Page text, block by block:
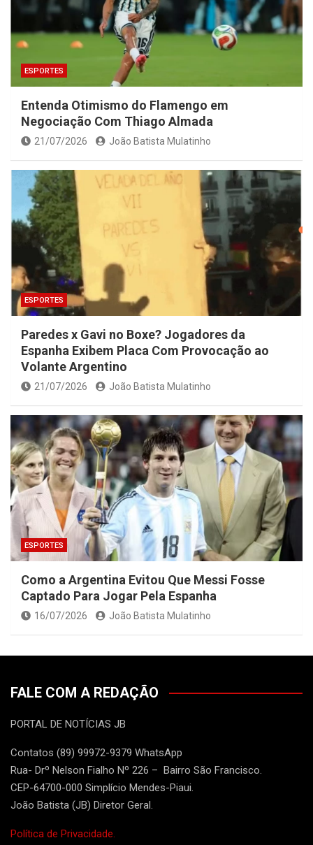
ESPORTES
Entenda Otimismo do Flamengo em
Negociação Com Thiago Almada
21/07/2026 João Batista Mulatinho
ESPORTES
Paredes x Gavi no Boxe? Jogadores da
Espanha Exibem Placa Com Provocação ao
Volante Argentino
21/07/2026 João Batista Mulatinho
ESPORTES
Como a Argentina Evitou Que Messi Fosse
Captado Para Jogar Pela Espanha
16/07/2026 João Batista Mulatinho
FALE COM A REDAÇÃO
PORTAL DE NOTÍCIAS JB
Contatos (89) 99972-9379 WhatsApp
Rua- Drº Nelson Fialho Nº 226 – Bairro São Francisco.
CEP-64700-000 Simplício Mendes-Piaui.
João Batista (JB) Diretor Geral.
Política de Privacidade.